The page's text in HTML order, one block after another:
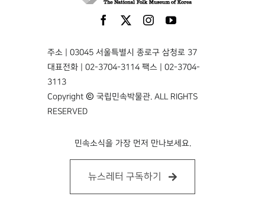
주소 | 03045 서울특별시 종로구 삼청로 37
대표전화 | 02-3704-3114 팩스 | 02-3704-
3113
Copyright © 국립민속박물관. ALL RIGHTS
RESERVED
민속소식을 가장 먼저 만나보세요.
뉴스레터 구독하기